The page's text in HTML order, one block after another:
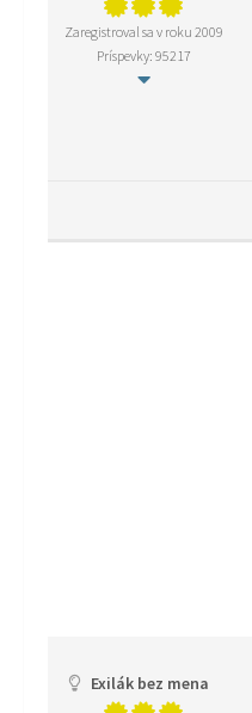
Zaregistroval sa v roku 2009
Príspevky: 95217
Exilák bez mena